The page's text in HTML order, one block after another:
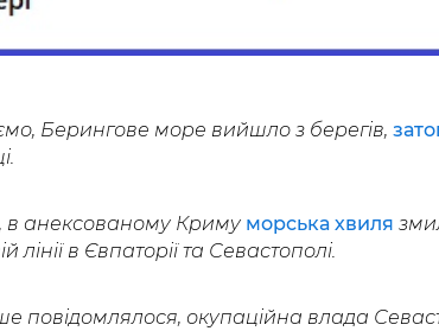
Берингове море вийшло з берегів,
анексованому Криму морська хвиля
лінії в Євпаторії та Севастополі.
повідомлялося, окупаційна влада